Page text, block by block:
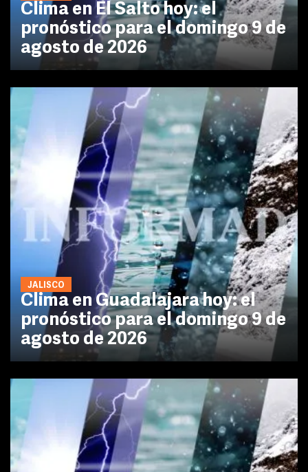
Clima en El Salto hoy: el
pronóstico para el domingo 9 de
agosto de 2026
JALISCO
Clima en Guadalajara hoy: el
pronóstico para el domingo 9 de
agosto de 2026